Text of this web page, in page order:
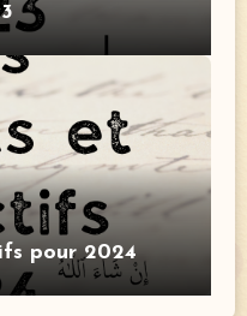
pour 2024